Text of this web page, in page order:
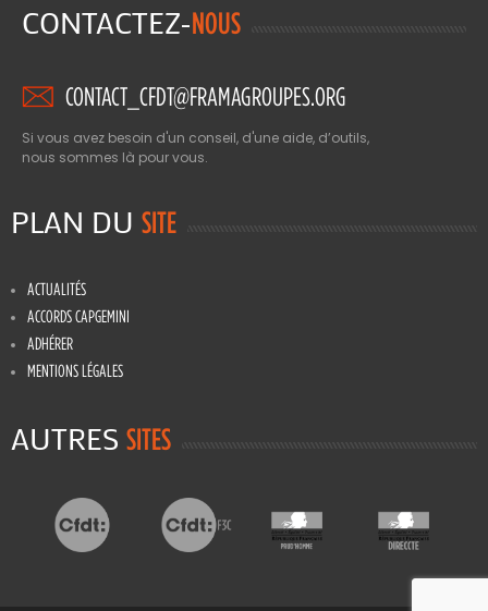
CONTACTEZ-NOUS
CONTACT_CFDT@FRAMAGROUPES.ORG
Si vous avez besoin d'un conseil, d'une aide, d’outils,
nous sommes là pour vous.
PLAN DU SITE
ACTUALITÉS
ACCORDS CAPGEMINI
ADHÉRER
MENTIONS LÉGALES
AUTRES SITES